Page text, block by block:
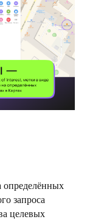
определённых
запроса
целевых